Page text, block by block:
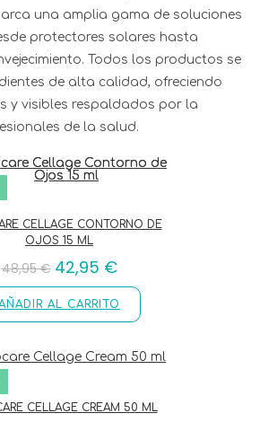
una amplia gama de soluciones
protectores solares hasta
Todos los productos se
de alta calidad, ofreciendo
y visibles respaldados por la
de la salud.
CELLAGE CONTORNO DE
OJOS 15 ML
48,95€ 42,95 €
AL CARRITO
CELLAGE CREAM 50 ML